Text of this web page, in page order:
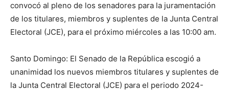
convocó al pleno de los senadores para la juramentación
de los titulares, miembros y suplentes de la Junta Central
Electoral (JCE), para el próximo miércoles a las 10:00 am.
Santo Domingo: El Senado de la República escogió a
unanimidad los nuevos miembros titulares y suplentes de
la Junta Central Electoral (JCE) para el periodo 2024-